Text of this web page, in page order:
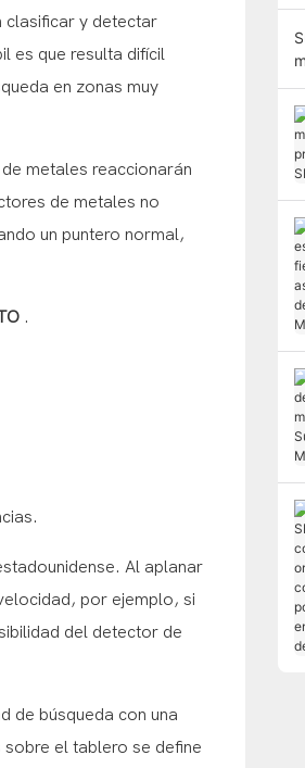
clasificar y detectar
es que resulta difícil
en zonas muy
metales reaccionarán
de metales no
un puntero normal,
.
Al aplanar
por ejemplo, si
del detector de
de búsqueda con una
el tablero se define